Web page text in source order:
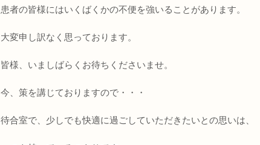
患者の皆様にはいくばくかの不便を強いることがあります。
大変申し訳なく思っております。
皆様、いましばらくお待ちくださいませ。
今、策を講じておりますので・・・
待合室で、少しでも快適に過ごしていただきたいとの思いは、